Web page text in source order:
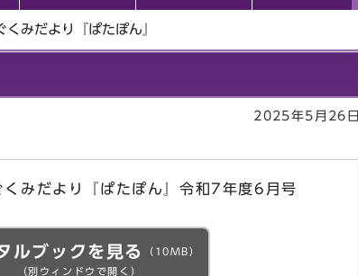
くみだより『ぱたぽん』
2025年5月26日
くみだより『ぱたぽん』令和7年度6月号
ルブックを見る
（10MB）
（別ウィンドウで開く）